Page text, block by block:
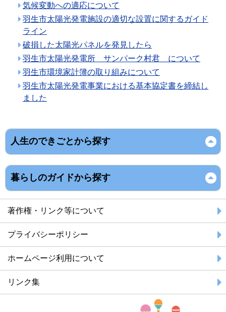
気候変動への適応について
羽生市太陽光発電施設の適切な設置に関するガイド
ライン
破損した太陽光パネルを発見したら
羽生市太陽光発電所 サンパーク村君 について
羽生市環境家計簿の取り組みについて
羽生市太陽光発電事業における基本協定書を締結し
ました
人生のできごとから探す
暮らしのガイドから探す
著作権・リンク等について
プライバシーポリシー
ホームページ利用について
リンク集